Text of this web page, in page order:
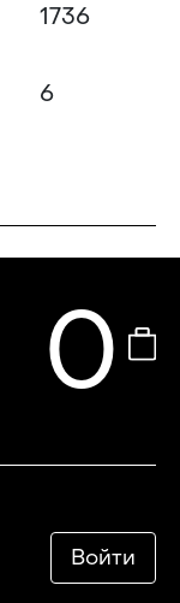
1736
6
0
Войти